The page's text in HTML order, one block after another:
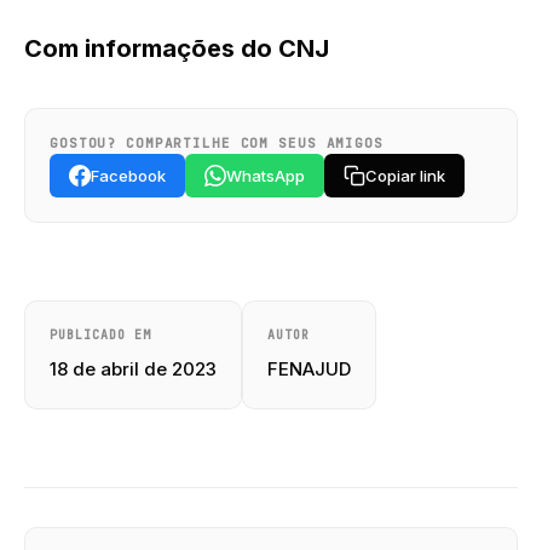
Com informações do CNJ
GOSTOU? COMPARTILHE COM SEUS AMIGOS
Facebook WhatsApp Copiar link
PUBLICADO EM
18 de abril de 2023
AUTOR
FENAJUD